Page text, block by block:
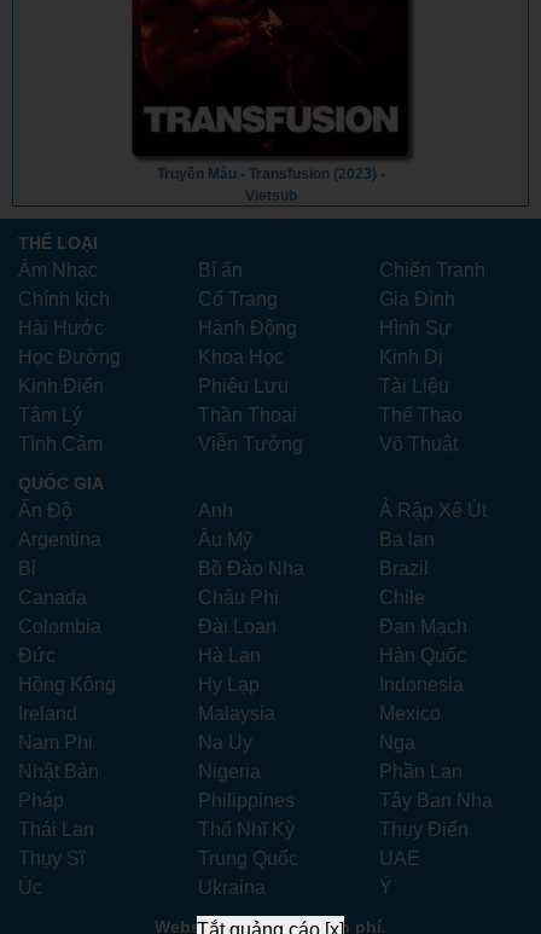
Truyền Máu - Transfusion (2023) -
Vietsub
THỂ LOẠI
Âm Nhạc Bí ẩn
Chiến Tranh
Chính kịch
Cổ Trang
Gia Đình
Hài Hước
Hành Động
Hình Sự
Học Đường
Khoa Học
Kinh Dị
Kinh Điển
Phiêu Lưu
Tài Liệu
Tâm Lý
Thần Thoại
Thể Thao
Tình Cảm
Viễn Tưởng Võ Thuật
QUỐC GIA
Ấn Độ Anh
Ả Rập Xê Út
Argentina
Âu Mỹ
Ba lan
Bỉ
Bồ Đào Nha
Brazil
Canada
Châu Phi
Chile
Colombia
Đài Loan
Đan Mạch
Đức
Hà Lan
Hàn Quốc
Hồng Kông
Hy Lạp
Indonesia
Ireland
Malaysia
Mexico
Nam Phi
Na Uy
Nga
Nhật Bản
Nigeria
Phần Lan
Pháp
Philippines
Tây Ban Nha
Thái Lan
Thổ Nhĩ Kỳ
Thụy Điển
Thụy Sĩ
Trung Quốc
UAE
Úc
Ukraina Ý
Website xem phim miễn phí.